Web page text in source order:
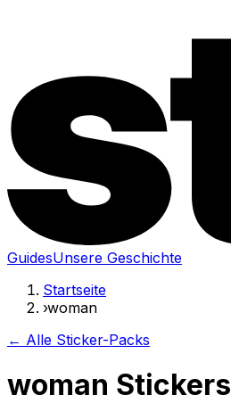
GuidesUnsere Geschichte
Startseite
›woman
← Alle Sticker-Packs
woman Stickers